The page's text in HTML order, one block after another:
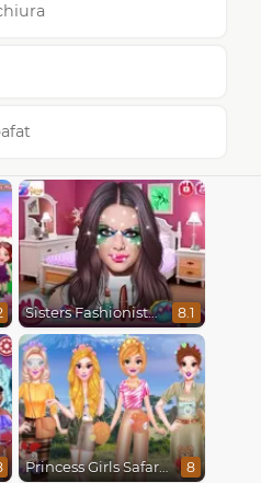
Sisters Fashionista Makeup 8.1
Princess Girls Safari Trip 8